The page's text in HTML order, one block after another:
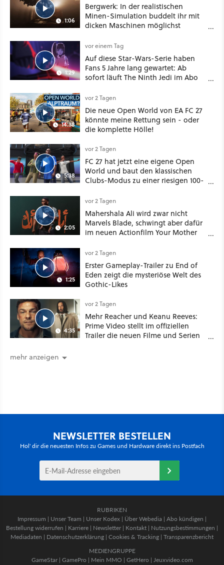
1:06
Bergwerk: In der realistischen
Minen-Simulation buddelt ihr mit
dicken Maschinen möglichst
1:29
vor einem Tag
Auf diese Star-Wars-Serie haben
Fans 5 Jahre lang gewartet: Ab
sofort läuft The Ninth Jedi im Abo
14:38
vor 2 Tagen
Die neue Open World von EA FC 27
könnte meine Rettung sein - oder
die komplette Hölle!
5:38
vor 2 Tagen
FC 27 hat jetzt eine eigene Open
World und baut den klassischen
Clubs-Modus zu einer riesigen 100-
2:05
vor 2 Tagen
Mahershala Ali wird zwar nicht
Marvels Blade, schwingt aber dafür
im neuen Actionfilm Your Mother
Schwert
1:25
vor 2 Tagen
Erster Gameplay-Trailer zu End of
Eden zeigt die mysteriöse Welt des
Gothic-Likes
4:35
vor 2 Tagen
Mehr Reacher und Keanu Reeves:
Prime Video stellt im offiziellen
Trailer die neuen Filme und Serien
mehr anzeigen
NEWSLETTER BESTELLEN
Hol' dir die neuesten Infos zu Games und Hardware direkt ins Postfach
RUBRIKEN
Impressum | Unser Team | Unser Kodex | Über Webedia | Abo kündigen |
Bestellung widerrufen | Karriere | Newsletter | Kontakt | Nutzungsbestimmungen |
Mediadaten | Datenschutzerklärung | Cookies & Tracking | Transparenzbericht
MEDIENGRUPPE
GameStar| GamePro | Mein MMO | GetHero | Jeuxvideo.com